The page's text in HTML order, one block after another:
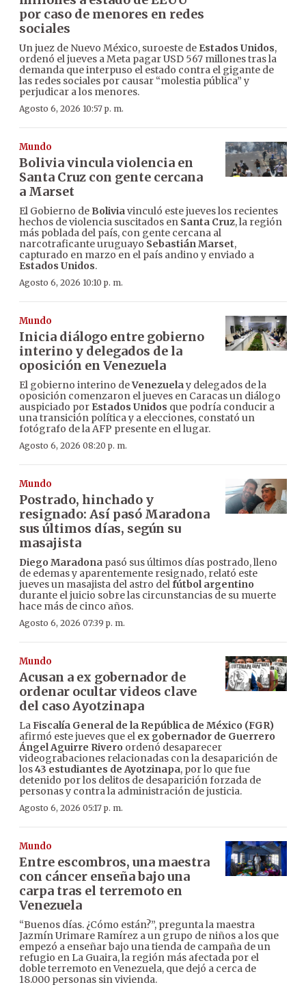
por caso de menores en redes
sociales
Un juez de Nuevo México, suroeste de Estados Unidos,
ordenó el jueves a Meta pagar USD 567 millones tras la
demanda que interpuso el estado contra el gigante de
las redes sociales por causar “molestia pública” y
perjudicar a los menores.
Agosto 6, 2026 10:57 p. m.
Mundo
Bolivia vincula violencia en
Santa Cruz con gente cercana
a Marset
El Gobierno de Boliviavinculó este jueves los recientes
hechos de violencia suscitados en Santa Cruz, la región
más poblada del país, con gente cercana al
narcotraficante uruguayo Sebastián Marset,
capturado en marzo en el país andino y enviado a
Estados Unidos.
Agosto 6, 2026 10:10 p. m.
Mundo
Inicia diálogo entre gobierno
interino y delegados de la
oposición en Venezuela
El gobierno interino deVenezuelay delegados de la
oposición comenzaron el jueves en Caracas un diálogo
auspiciado por Estados Unidos que podría conducir a
una transición política y a elecciones, constató un
fotógrafo de la AFP presente en el lugar.
Agosto 6, 2026 08:20 p. m.
Mundo
Postrado, hinchado y
resignado: Así pasó Maradona
sus últimos días, según su
masajista
Diego Maradona pasó sus últimos días postrado, lleno
de edemas y aparentemente resignado, relató este
jueves un masajista del astro delfútbol argentino
durante el juicio sobre las circunstancias de su muerte
hace más de cinco años.
Agosto 6, 2026 07:39 p. m.
Mundo
Acusan a ex gobernador de
ordenar ocultar videos clave
del caso Ayotzinapa
LaFiscalía General de la República de México (FGR)
afirmó este jueves que el ex gobernador de Guerrero
Ángel Aguirre Rivero ordenó desaparecer
videograbaciones relacionadas con la desaparición de
los43 estudiantes de Ayotzinapa, por lo que fue
detenido por los delitos de desaparición forzada de
personas y contra la administración de justicia.
Agosto 6, 2026 05:17 p. m.
Mundo
Entre escombros, una maestra
con cáncer enseña bajo una
carpa tras el terremoto en
Venezuela
“Buenos días. ¿Cómo están?”, pregunta la maestra
Jazmín Urimare Ramírez a un grupo de niños a los que
empezó a enseñar bajo una tienda de campaña de un
refugio en La Guaira, la región más afectada por el
doble terremoto en Venezuela, que dejó a cerca de
18.000 personas sin vivienda.